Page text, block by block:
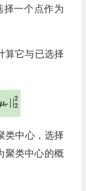
一个点作为
算它与已选择
类中心，选择
聚类中心的概